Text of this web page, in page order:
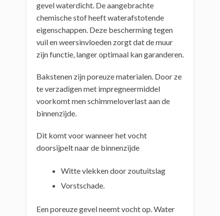
gevel waterdicht. De aangebrachte
chemische stof heeft waterafstotende
eigenschappen. Deze bescherming tegen
vuil en weersinvloeden zorgt dat de muur
zijn functie, langer optimaal kan garanderen.
Bakstenen zijn poreuze materialen. Door ze
te verzadigen met impregneermiddel
voorkomt men schimmeloverlast aan de
binnenzijde.
Dit komt voor wanneer het vocht
doorsijpelt naar de binnenzijde
Witte vlekken door zoutuitslag
Vorstschade.
Een poreuze gevel neemt vocht op. Water